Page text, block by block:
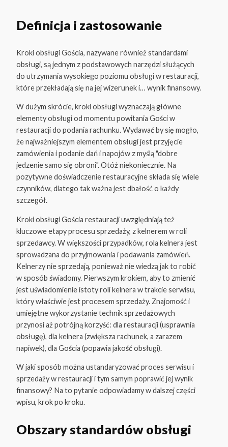
Definicja i zastosowanie
Kroki obsługi Gościa, nazywane również standardami
obsługi, są jednym z podstawowych narzędzi służących
do utrzymania wysokiego poziomu obsługi w restauracji,
które przekładają się na jej wizerunek i… wynik finansowy.
W dużym skrócie, kroki obsługi wyznaczają główne
elementy obsługi od momentu powitania Gości w
restauracji do podania rachunku. Wydawać by się mogło,
że najważniejszym elementem obsługi jest przyjęcie
zamówienia i podanie dań i napojów z myślą "dobre
jedzenie samo się obroni". Otóż niekoniecznie. Na
pozytywne doświadczenie restauracyjne składa się wiele
czynników, dlatego tak ważna jest dbałość o każdy
szczegół.
Kroki obsługi Gościa restauracji uwzględniają też
kluczowe etapy procesu sprzedaży, z kelnerem w roli
sprzedawcy. W większości przypadków, rola kelnera jest
sprowadzana do przyjmowania i podawania zamówień.
Kelnerzy nie sprzedają, ponieważ nie wiedzą jak to robić
w sposób świadomy. Pierwszym krokiem, aby to zmienić
jest uświadomienie istoty roli kelnera w trakcie serwisu,
który właściwie jest procesem sprzedaży. Znajomość i
umiejętne wykorzystanie technik sprzedażowych
przynosi aż potrójną korzyść: dla restauracji (usprawnia
obsługę), dla kelnera (zwiększa rachunek, a zarazem
napiwek), dla Gościa (popawia jakość obsługi).
W jaki sposób można ustandaryzować proces serwisu i
sprzedaży w restauracji i tym samym poprawić jej wynik
finansowy? Na to pytanie odpowiadamy w dalszej części
wpisu, krok po kroku.
Obszary standardów obsługi